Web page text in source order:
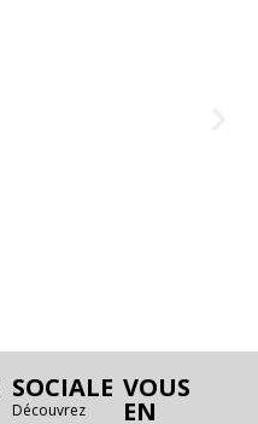
SOCIALE
Découvrez
VOUS
EN